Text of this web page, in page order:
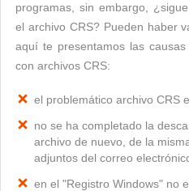
programas, sin embargo,
el archivo CRS? Pueden haber
aquí te presentamos las
con archivos CRS:
el problemático archivo CRS
no se ha completado la
archivo de nuevo, de la
adjuntos del correo
en el "Registro Windows" no